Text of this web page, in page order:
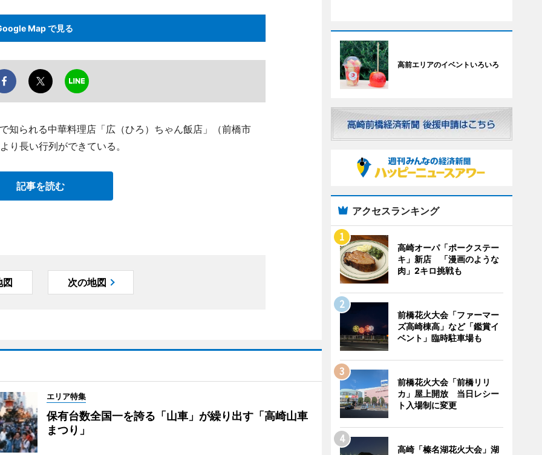
Map で見る
知られる中華料理店「広（ひろ）ちゃん飯店」（前橋市
長い行列ができている。
記事を読む
図 次の地図
エリア特集
保有台数全国一を誇る「山車」が繰り出す「高崎山車
まつり」
高前エリアのイベントいろいろ
アクセスランキング
高崎オーパ「ポークステー
キ」新店 「漫画のような
肉」2キロ挑戦も
前橋花火大会「ファーマー
ズ高崎棟高」など「鑑賞イ
ベント」臨時駐車場も
前橋花火大会「前橋リリ
カ」屋上開放 当日レシー
ト入場制に変更
高崎「榛名湖花火大会」湖